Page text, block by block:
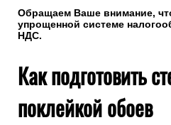
Обращаем Ваше внимание,
упрощенной системе
НДС.
Как подготовить
поклейкой обоев